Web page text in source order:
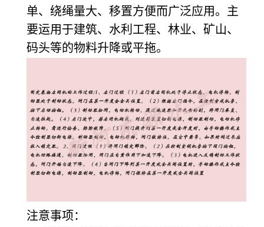
单、绕绳量大、移置方便而广泛应用。主
要运用于建筑、水利工程、林业、矿山、
码头等的物料升降或平拖。
注意事项：